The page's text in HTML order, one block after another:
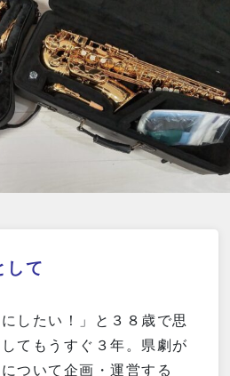
して
したい！」と３８歳で思
てもうすぐ３年。県劇が
ついて企画・運営する